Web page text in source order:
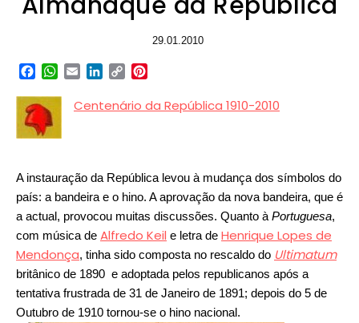
29.01.2010
Facebook
WhatsApp
EmailLinkedIn
Copy
Centenário da República 1910-2010
A instauração da República levou à mudança dos símbolos do
país: a bandeira e o hino. A aprovação da nova bandeira, que é
a actual, provocou muitas discussões. Quanto à Portuguesa,
com música de Alfredo Keil e letra de Henrique Lopes de
Mendonça, tinha sido composta no rescaldo do Ultimatum
britânico de 1890 e adoptada pelos republicanos após a
tentativa frustrada de 31 de Janeiro de 1891; depois do 5 de
Outubro de 1910 tornou-se o hino nacional.